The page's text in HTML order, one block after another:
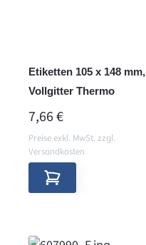
Etiketten 105 x 148 mm,
Vollgitter Thermo
REGULÄRER PREIS:
7,66 €
Preise exkl. MwSt. zzgl.
Versandkosten